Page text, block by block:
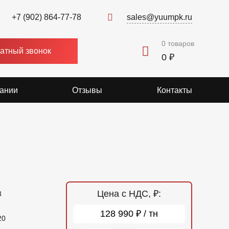
+7 (902) 864-77-78 sales@yuumpk.ru
звонок
0 товаров
0 ₽
Отзывы Контакты
Цена с НДС, ₽:
128 990 ₽ / тн